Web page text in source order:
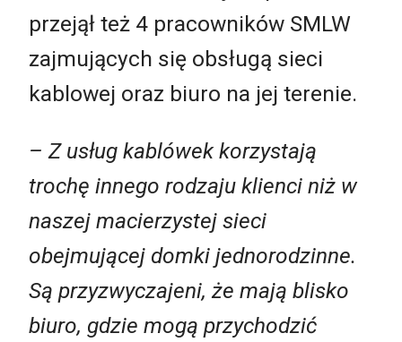
przejął też 4 pracowników SMLW
zajmujących się obsługą sieci
kablowej oraz biuro na jej terenie.
– Z usług kablówek korzystają
trochę innego rodzaju klienci niż w
naszej macierzystej sieci
obejmującej domki jednorodzinne.
Są przyzwyczajeni, że mają blisko
biuro, gdzie mogą przychodzić